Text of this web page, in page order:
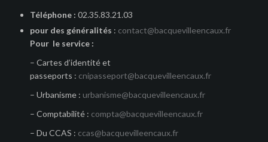
Téléphone : 02.35.83.21.03
pour des généralités : contact@bacquevilleencaux.fr
Pour le service :
– Cartes d’identité et
passeports : cnipasseport@bacquevilleencaux.fr
– Urbanisme : urbanisme@bacquevilleencaux.fr
– Comptabilité : compta@bacquevilleencaux.fr
– Du CCAS : ccas@bacquevilleencaux.fr